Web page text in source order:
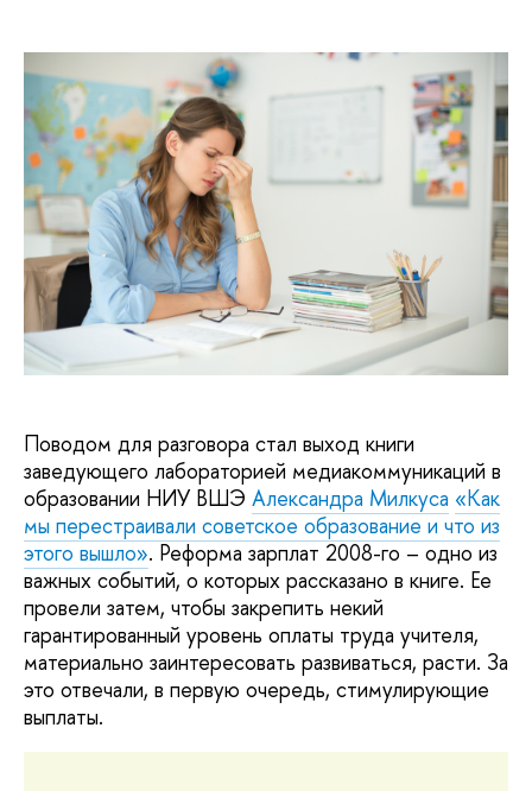
Поводом для разговора стал выход книги
заведующего лабораторией медиакоммуникаций в
образовании НИУ ВШЭ Александра Милкуса «Как
мы перестраивали советское образование и что из
этого вышло». Реформа зарплат 2008-го – одно из
важных событий, о которых рассказано в книге. Ее
провели затем, чтобы закрепить некий
гарантированный уровень оплаты труда учителя,
материально заинтересовать развиваться, расти. За
это отвечали, в первую очередь, стимулирующие
выплаты.